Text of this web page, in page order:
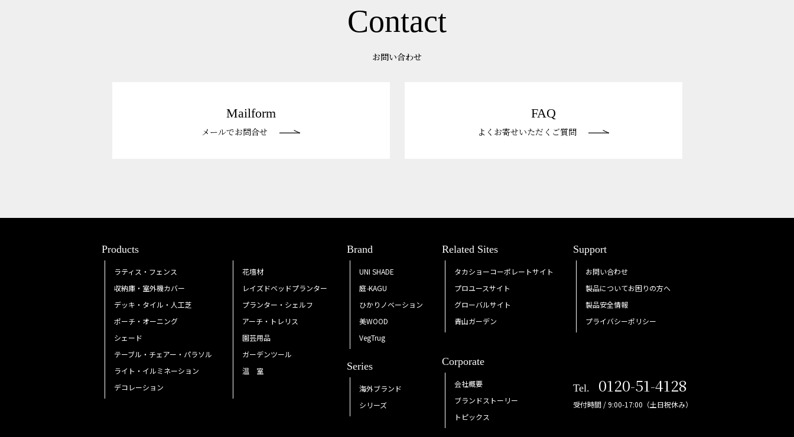
Contact
お問い合わせ
Mailform
メールでお問合せ
FAQ
よくお寄せいただくご質問
Products
ラティス・フェンス
収納庫・室外機カバー
デッキ・タイル・人工芝
ポーチ・オーニング
シェード
テーブル・チェアー・パラソル
ライト・イルミネーション
デコレーション
花壇材
レイズドベッドプランター
プランター・シェルフ
アーチ・トレリス
園芸用品
ガーデンツール
温 室
Brand
UNI SHADE
庭-KAGU
ひかりノベーション
美WOOD
VegTrug
Series
海外ブランド
シリーズ
Related Sites
タカショーコーポレートサイト
プロユースサイト
グローバルサイト
青山ガーデン
Corporate
会社概要
ブランドストーリー
トピックス
Support
お問い合わせ
製品についてお困りの方へ
製品安全情報
プライバシーポリシー
Tel. 0120-51-4128
受付時間 / 9:00-17:00（土日祝休み）